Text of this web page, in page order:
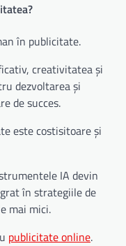
în publicitate.
creativitatea și
dezvoltarea și
de succes.
este costisitoare și
IA devin
în strategiile de
mai mici.
publicitate online.